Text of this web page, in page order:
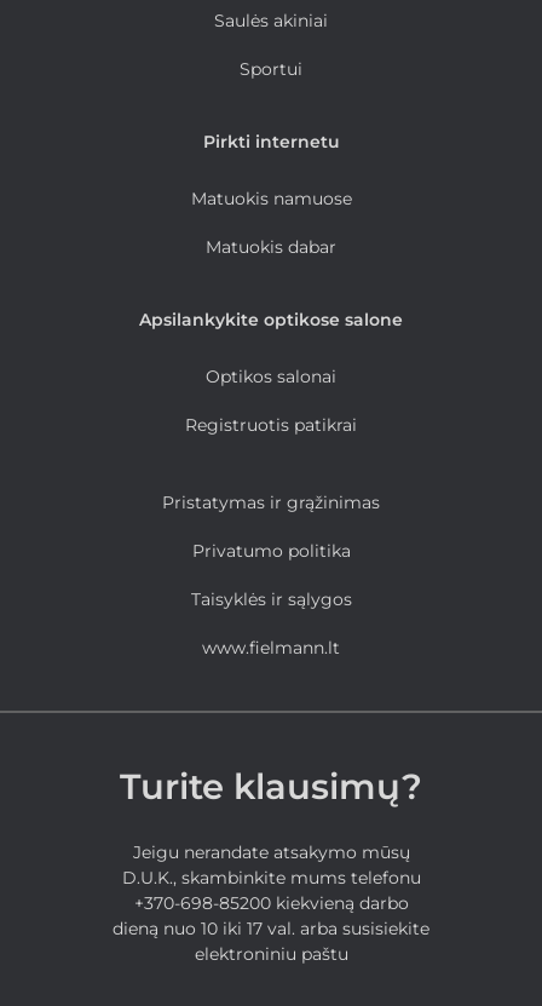
Saulės akiniai
Sportui
Pirkti internetu
Matuokis namuose
Matuokis dabar
Apsilankykite optikose salone
Optikos salonai
Registruotis patikrai
Pristatymas ir grąžinimas
Privatumo politika
Taisyklės ir sąlygos
www.fielmann.lt
Turite klausimų?
Jeigu nerandate atsakymo mūsų
D.U.K., skambinkite mums telefonu
+370-698-85200 kiekvieną darbo
dieną nuo 10 iki 17 val. arba susisiekite
elektroniniu paštu